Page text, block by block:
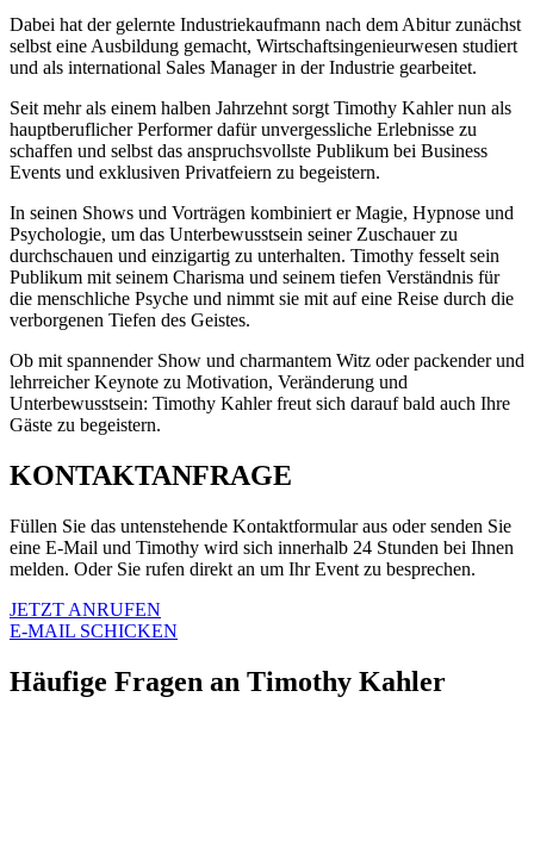
Dabei hat der gelernte Industriekaufmann nach dem Abitur zunächst
selbst eine Ausbildung gemacht, Wirtschaftsingenieurwesen studiert
und als international Sales Manager in der Industrie gearbeitet.
Seit mehr als einem halben Jahrzehnt sorgt Timothy Kahler nun als
hauptberuflicher Performer dafür unvergessliche Erlebnisse zu
schaffen und selbst das anspruchsvollste Publikum bei Business
Events und exklusiven Privatfeiern zu begeistern.
In seinen Shows und Vorträgen kombiniert er Magie, Hypnose und
Psychologie, um das Unterbewusstsein seiner Zuschauer zu
durchschauen und einzigartig zu unterhalten. Timothy fesselt sein
Publikum mit seinem Charisma und seinem tiefen Verständnis für
die menschliche Psyche und nimmt sie mit auf eine Reise durch die
verborgenen Tiefen des Geistes.
Ob mit spannender Show und charmantem Witz oder packender und
lehrreicher Keynote zu Motivation, Veränderung und
Unterbewusstsein: Timothy Kahler freut sich darauf bald auch Ihre
Gäste zu begeistern.
KONTAKTANFRAGE
Füllen Sie das untenstehende Kontaktformular aus oder senden Sie
eine E-Mail und Timothy wird sich innerhalb 24 Stunden bei Ihnen
melden. Oder Sie rufen direkt an um Ihr Event zu besprechen.
JETZT ANRUFEN
E-MAIL SCHICKEN
Häufige Fragen an Timothy Kahler